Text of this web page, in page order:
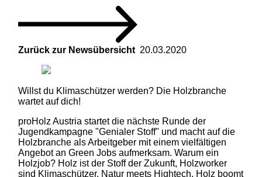
Zurück zur Newsübersicht 20.03.2020
Willst du Klimaschützer werden? Die Holzbranche
wartet auf dich!
proHolz Austria startet die nächste Runde der
Jugendkampagne "Genialer Stoff" und macht auf die
Holzbranche als Arbeitgeber mit einem vielfältigen
Angebot an Green Jobs aufmerksam. Warum ein
Holzjob? Holz ist der Stoff der Zukunft, Holzworker
sind Klimaschützer, Natur meets Hightech, Holz boomt